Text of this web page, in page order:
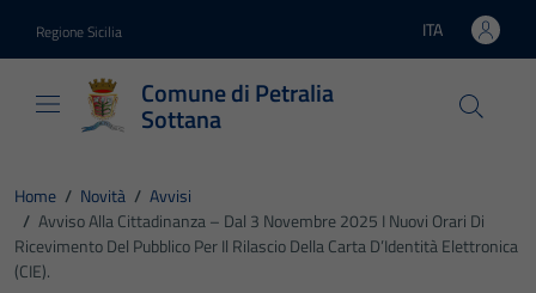
Regione Sicilia Lingua attiva:
ITA
Comune di Petralia
Sottana
Home / Novità / Avvisi
/ Avviso Alla Cittadinanza – Dal 3 Novembre 2025 I Nuovi Orari Di
Ricevimento Del Pubblico Per Il Rilascio Della Carta D’Identità Elettronica
(CIE).